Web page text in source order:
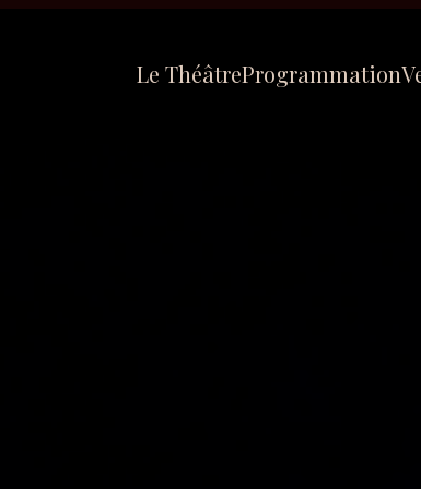
Le ThéâtreProgrammation